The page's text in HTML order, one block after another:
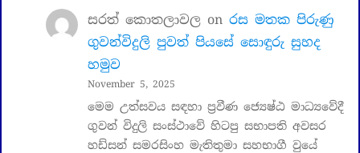
සරත් කොතලාවල on රස මතක පිරුණු
ගුවන්විදුලි පුවත් පියසේ සොඳුරු සුහද
හමුව
November 5, 2025
මෙම උත්සවය සඳහා ප්‍රවීණ ජ්‍යෙෂ්ඨ මාධ්‍යවේදී
ගුවන් විදුලි සංස්ථාවේ හිටපු සභාපති අවසර
හඩ්සන් සමරසිංහ මැතිතුමා සහභාගී වුයේ